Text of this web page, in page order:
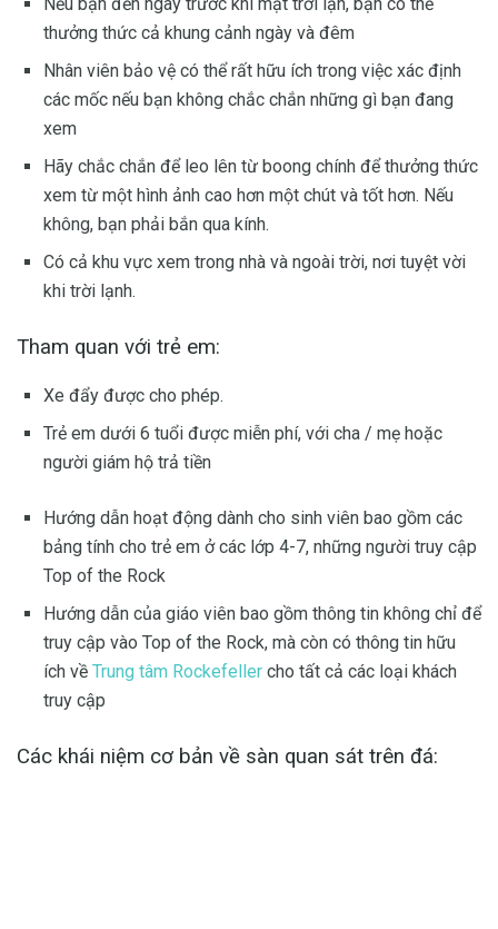
thưởng thức cả khung cảnh ngày và đêm
Nhân viên bảo vệ có thể rất hữu ích trong việc xác định
các mốc nếu bạn không chắc chắn những gì bạn đang
xem
Hãy chắc chắn để leo lên từ boong chính để thưởng thức
xem từ một hình ảnh cao hơn một chút và tốt hơn. Nếu
không, bạn phải bắn qua kính.
Có cả khu vực xem trong nhà và ngoài trời, nơi tuyệt vời
khi trời lạnh.
Tham quan với trẻ em:
Xe đẩy được cho phép.
Trẻ em dưới 6 tuổi được miễn phí, với cha / mẹ hoặc
người giám hộ trả tiền
Hướng dẫn hoạt động dành cho sinh viên bao gồm các
bảng tính cho trẻ em ở các lớp 4-7, những người truy cập
Top of the Rock
Hướng dẫn của giáo viên bao gồm thông tin không chỉ để
truy cập vào Top of the Rock, mà còn có thông tin hữu
ích về Trung tâm Rockefeller cho tất cả các loại khách
truy cập
Các khái niệm cơ bản về sàn quan sát trên đá: